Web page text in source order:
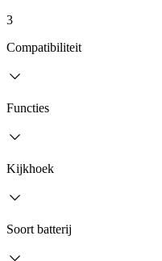
3
Compatibiliteit
Functies
Kijkhoek
Soort batterij